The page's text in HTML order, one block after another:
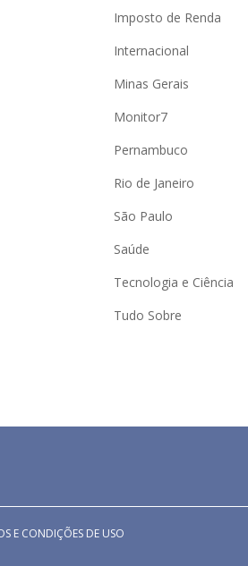
Imposto de Renda
Internacional
Minas Gerais
Monitor7
Pernambuco
Rio de Janeiro
São Paulo
Saúde
Tecnologia e Ciência
Tudo Sobre
E CONDIÇÕES DE USO